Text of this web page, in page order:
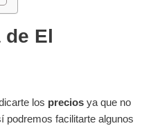
El
los precios ya que no
podremos facilitarte algunos